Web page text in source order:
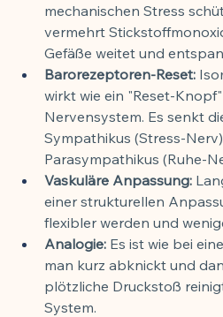
mechanischen Stress
vermehrt
Gefäße weitet und
Barorezeptoren-Reset:
wirkt wie ein "Reset-
Nervensystem. Es senkt
Sympathikus (Stress-
Parasympathikus (Ruhe-
Vaskuläre Anpassung:
einer strukturellen
flexibler werden und
Analogie: Es ist wie bei
man kurz abknickt und
plötzliche Druckstoß
System.